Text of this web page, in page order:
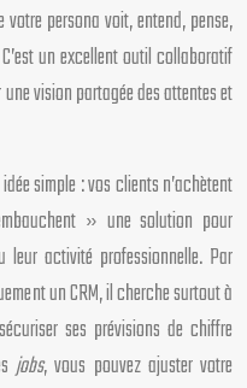
persona voit, entend, pense,
un excellent outil collaboratif
vision partagée des attentes et
simple : vos clients n’achètent
» une solution pour
activité professionnelle. Par
un CRM, il cherche surtout à
ses prévisions de chiffre
jobs, vous pouvez ajuster votre